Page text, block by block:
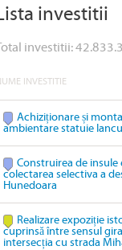
investitii
investitii:
INVESTITIE
Achiziționare și
ambientare statuie
Construirea de
colectarea selectiva a
Hunedoara
Realizare expoziție
cuprinsă între sensul
intersecția cu strada